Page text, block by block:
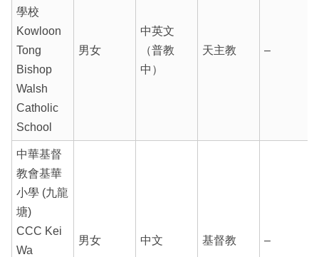
學校
Kowloon
Tong
Bishop
Walsh
Catholic
School
男女
中英文
（普教
中）
天主教 –
中華基督
教會基華
小學 (九龍
塘)
CCC Kei
Wa
男女 中文 基督教 –